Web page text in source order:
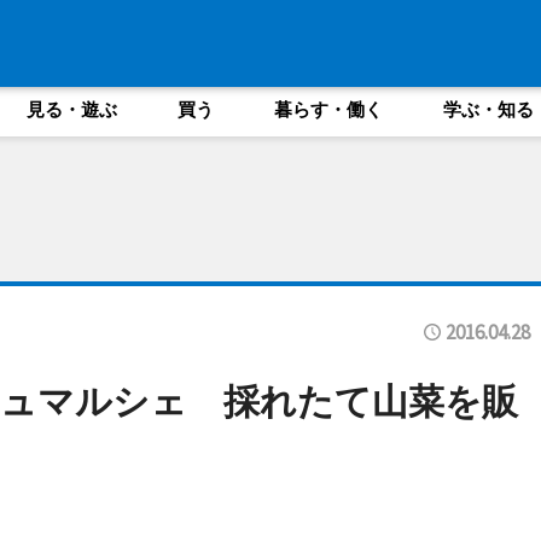
見る・遊ぶ 買う 暮らす・働く 学ぶ・知る
2016.04.28
マルシェ 採れたて山菜を販